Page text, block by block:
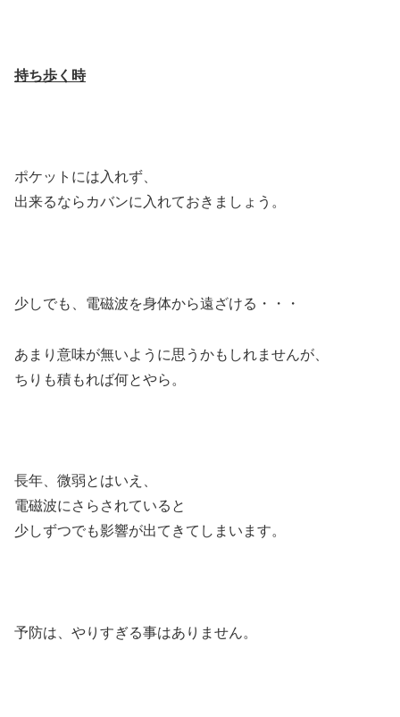
持ち歩く時
ポケットには入れず、
出来るならカバンに入れておきましょう。
少しでも、電磁波を身体から遠ざける・・・
あまり意味が無いように思うかもしれませんが、
ちりも積もれば何とやら。
長年、微弱とはいえ、
電磁波にさらされていると
少しずつでも影響が出てきてしまいます。
予防は、やりすぎる事はありません。